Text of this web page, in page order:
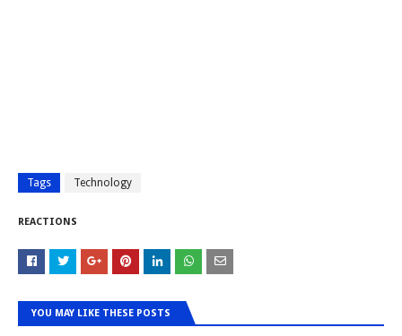
Tags Technology
REACTIONS
YOU MAY LIKE THESE POSTS